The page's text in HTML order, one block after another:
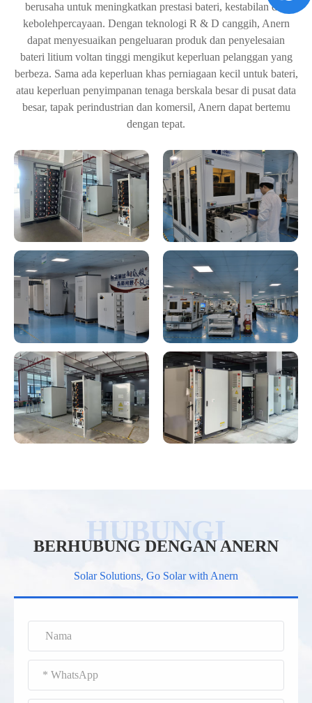
berusaha untuk meningkatkan prestasi bateri, kestabilan dan
kebolehpercayaan. Dengan teknologi R & D canggih, Anern
dapat menyesuaikan pengeluaran produk dan penyelesaian
bateri litium voltan tinggi mengikut keperluan pelanggan yang
berbeza. Sama ada keperluan khas perniagaan kecil untuk bateri,
atau keperluan penyimpanan tenaga berskala besar di pusat data
besar, tapak perindustrian dan komersil, Anern dapat bertemu
dengan tepat.
BERHUBUNG DENGAN ANERN
Solar Solutions, Go Solar with Anern